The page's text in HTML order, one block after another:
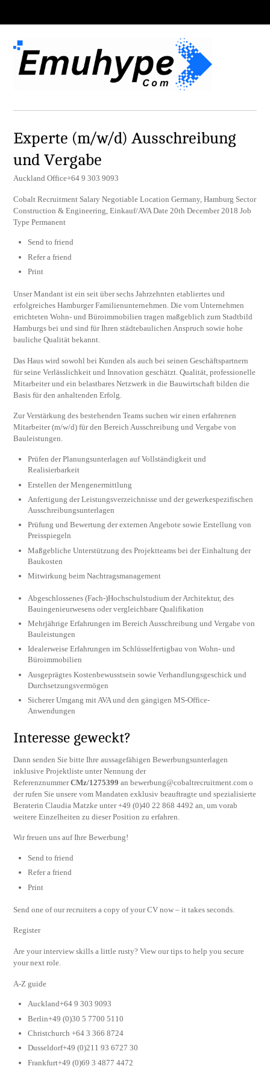
Experte (m/w/d) Ausschreibung
und Vergabe
Auckland Office+64 9 303 9093
Cobalt Recruitment Salary Negotiable Location Germany, Hamburg Sector
Construction & Engineering, Einkauf/AVA Date 20th December 2018 Job
Type Permanent
Send to friend
Refer a friend
Print
Unser Mandant ist ein seit über sechs Jahrzehnten etabliertes und
erfolgreiches Hamburger Familienunternehmen. Die vom Unternehmen
errichteten Wohn- und Büroimmobilien tragen maßgeblich zum Stadtbild
Hamburgs bei und sind für Ihren städtebaulichen Anspruch sowie hohe
bauliche Qualität bekannt.
Das Haus wird sowohl bei Kunden als auch bei seinen Geschäftspartnern
für seine Verlässlichkeit und Innovation geschätzt. Qualität, professionelle
Mitarbeiter und ein belastbares Netzwerk in die Bauwirtschaft bilden die
Basis für den anhaltenden Erfolg.
Zur Verstärkung des bestehenden Teams suchen wir einen erfahrenen
Mitarbeiter (m/w/d) für den Bereich Ausschreibung und Vergabe von
Bauleistungen.
Prüfen der Planungsunterlagen auf Vollständigkeit und
Realisierbarkeit
Erstellen der Mengenermittlung
Anfertigung der Leistungsverzeichnisse und der gewerkespezifischen
Ausschreibungsunterlagen
Prüfung und Bewertung der externen Angebote sowie Erstellung von
Preisspiegeln
Maßgebliche Unterstützung des Projektteams bei der Einhaltung der
Baukosten
Mitwirkung beim Nachtragsmanagement
Abgeschlossenes (Fach-)Hochschulstudium der Architektur, des
Bauingenieurwesens oder ver­gleich­bare Qualifikation
Mehrjährige Erfahrungen im Bereich Aus­schrei­bung und Vergabe von
Bauleistungen
Idealerweise Erfahrungen im Schlüsselfertigbau von Wohn- und
Büroimmobilien
Ausgeprägtes Kostenbewusstsein sowie Ver­hand­lungs­geschick und
Durchsetzungsvermögen
Sicherer Umgang mit AVA und den gängigen MS-Office-
Anwendungen
Interesse geweckt?
Dann senden Sie bitte Ihre aussagefähigen Bewerbungsunterlagen
inklusive Projektliste unter Nennung der
ReferenznummerCMz/1275399 anbewerbung@cobaltrecruitment.com o
der rufen Sie unsere vom Mandaten exklusiv beauftragte und spezialisierte
Beraterin Claudia Matzke unter +49 (0)40 22 868 4492 an, um vorab
weitere Einzelheiten zu dieser Position zu erfahren.
Wir freuen uns auf Ihre Bewerbung!
Send to friend
Refer a friend
Print
Send one of our recruiters a copy of your CV now – it takes seconds.
Register
Are your interview skills a little rusty? View our tips to help you secure
your next role.
A-Z guide
Auckland+64 9 303 9093
Berlin+49 (0)30 5 7700 5110
Christchurch +64 3 366 8724
Dusseldorf+49 (0)211 93 6727 30
Frankfurt+49 (0)69 3 4877 4472